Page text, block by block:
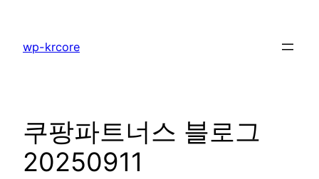
wp-krcore
쿠팡파트너스 블로그
20250911